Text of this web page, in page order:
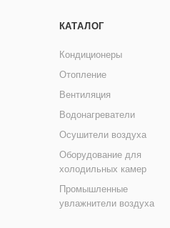
КАТАЛОГ
Кондиционеры
Отопление
Вентиляция
Водонагреватели
Осушители воздуха
Оборудование для
холодильных камер
Промышленные
увлажнители воздуха